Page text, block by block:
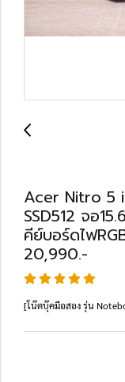
Acer Nitro 5
SSD512 จอ
คีย์บอร์ดไฟ
20,990.-
[โน๊ตบุ๊คมือสอง รุ่น